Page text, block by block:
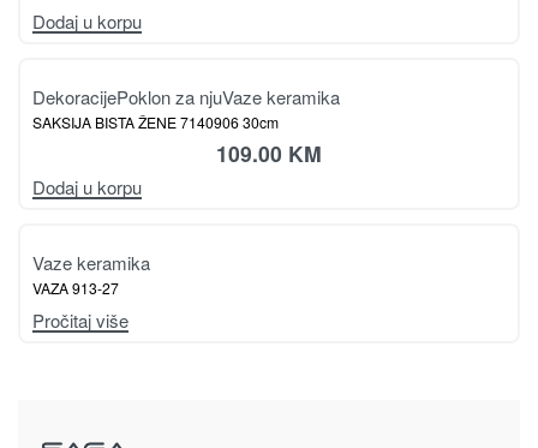
Vaze keramika
Pročitaj više